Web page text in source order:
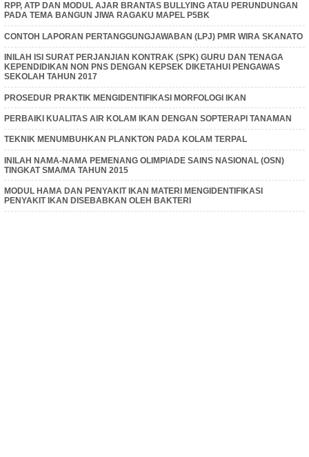
RPP, ATP DAN MODUL AJAR BRANTAS BULLYING ATAU PERUNDUNGAN
PADA TEMA BANGUN JIWA RAGAKU MAPEL P5BK
CONTOH LAPORAN PERTANGGUNGJAWABAN (LPJ) PMR WIRA SKANATO
INILAH ISI SURAT PERJANJIAN KONTRAK (SPK) GURU DAN TENAGA
KEPENDIDIKAN NON PNS DENGAN KEPSEK DIKETAHUI PENGAWAS
SEKOLAH TAHUN 2017
PROSEDUR PRAKTIK MENGIDENTIFIKASI MORFOLOGI IKAN
PERBAIKI KUALITAS AIR KOLAM IKAN DENGAN SOPTERAPI TANAMAN
TEKNIK MENUMBUHKAN PLANKTON PADA KOLAM TERPAL
INILAH NAMA-NAMA PEMENANG OLIMPIADE SAINS NASIONAL (OSN)
TINGKAT SMA/MA TAHUN 2015
MODUL HAMA DAN PENYAKIT IKAN MATERI MENGIDENTIFIKASI
PENYAKIT IKAN DISEBABKAN OLEH BAKTERI